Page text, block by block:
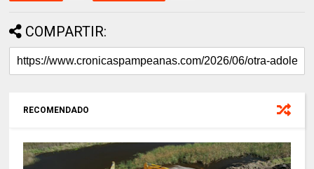
COMPARTIR:
RECOMENDADO